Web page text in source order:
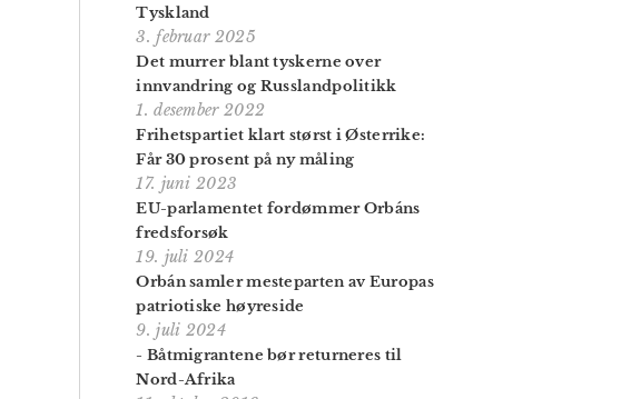
Tyskland
3. februar 2025
Det murrer blant tyskerne over
innvandring og Russlandpolitikk
1. desember 2022
Frihetspartiet klart størst i Østerrike:
Får 30 prosent på ny måling
17. juni 2023
EU-parlamentet fordømmer Orbáns
fredsforsøk
19. juli 2024
Orbán samler mesteparten av Europas
patriotiske høyreside
9. juli 2024
- Båtmigrantene bør returneres til
Nord-Afrika